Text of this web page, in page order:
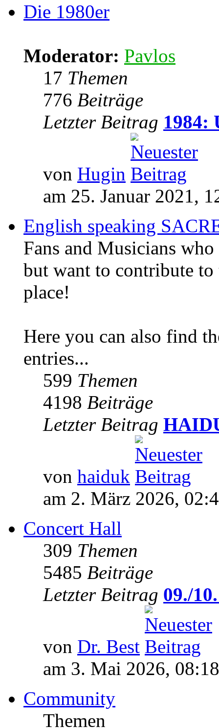
Die 1980er
Moderator: Pavlos
17 Themen
776 Beiträge
Letzter Beitrag 1984:
von Hugin
am 25. Januar 2021,
English speaking
Fans and Musicians
but want to contribute to
place!
Here you can also find
entries...
599 Themen
4198 Beiträge
Letzter Beitrag
von haiduk
am 2. März 2026,
Concert Hall
309 Themen
5485 Beiträge
Letzter Beitrag 09./
von Dr. Best
am 3. Mai 2026, 08:18
Community
Themen